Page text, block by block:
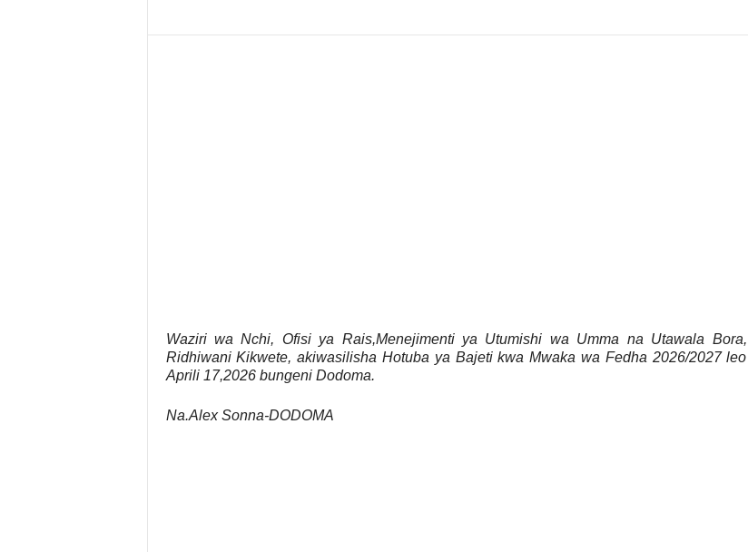
Waziri wa Nchi, Ofisi ya Rais,Menejimenti ya Utumishi wa Umma na Utawala Bora,
Ridhiwani Kikwete, akiwasilisha Hotuba ya Bajeti kwa Mwaka wa Fedha 2026/2027 leo
Aprili 17,2026 bungeni Dodoma.
Na.Alex Sonna-DODOMA